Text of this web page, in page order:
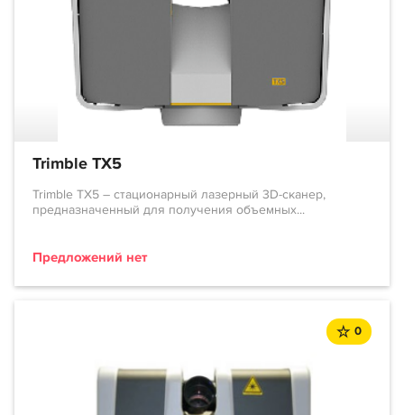
Trimble TX5
Trimble TX5 – стационарный лазерный 3D-сканер,
предназначенный для получения объемных...
Предложений нет
0